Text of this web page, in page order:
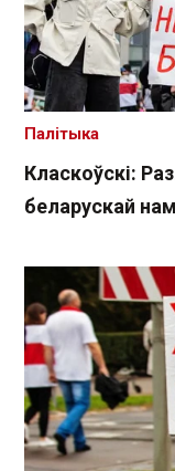
Класкоўскі:
беларускай
Палітыка